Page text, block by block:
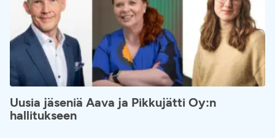
Uusia jäseniä Aava ja Pikkujätti Oy:n
hallitukseen